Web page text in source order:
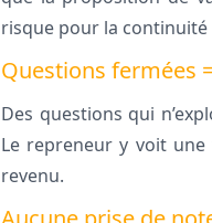
risque pour la continuité
Questions fermées
Des questions qui
Le repreneur y voit une
revenu.